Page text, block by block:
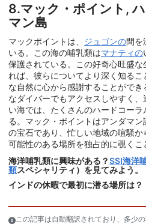
8.マック・ポイント,
マン島
マックポイントは、 ジュゴンの間を
いる。この海の哺乳類はマナティの
保護されている。この好奇心旺盛
れば、彼らについてより深く知る
な自然に心から感謝することがで
なダイバーでもアクセスしやすく
い海では、たくさんのハードコー
る。マック・ポイントはアンダマ
の宝石であり、忙しい地域の喧騒
可能性のある場所を独占的に覗くこ
海洋哺乳類に興味がある？SSI海洋
類スペシャリティ）を見てみよう。
インドの休暇で最初に潜る場所は？
この記事は自動翻訳されており、多少